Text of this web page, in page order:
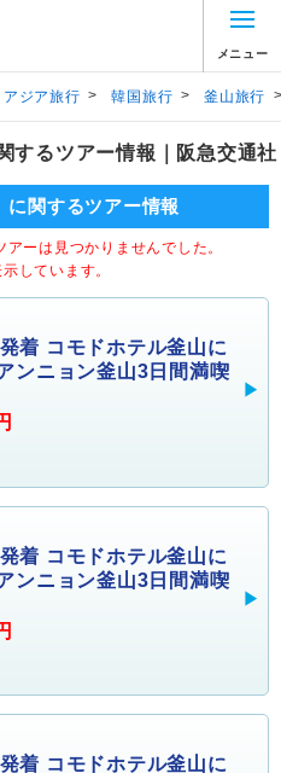
メニュー
アジア旅行 > 韓国旅行 > 釜山旅行
するツアー情報｜阪急交通社
関するツアー情報
ーは見つかりませんでした。
しています。
着 コモドホテル釜山に
ンニョン釜山3日間満喫
着 コモドホテル釜山に
ンニョン釜山3日間満喫
着 コモドホテル釜山に